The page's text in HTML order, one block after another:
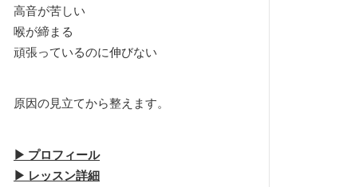
高音が苦しい
喉が締まる
頑張っているのに伸びない
原因の見立てから整えます。
▶︎ プロフィール
▶︎ レッスン詳細